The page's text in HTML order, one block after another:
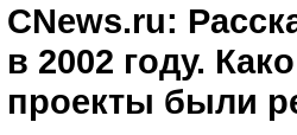
CNews.ru:
в 2002 году.
проекты были